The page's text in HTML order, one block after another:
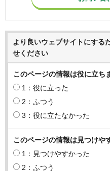
より良いウェブサイトにする
せください
このページの情報は役に立ち
1：役に立った
2：ふつう
3：役に立たなかった
このページの情報は見つけや
1：見つけやすかった
2：ふつう